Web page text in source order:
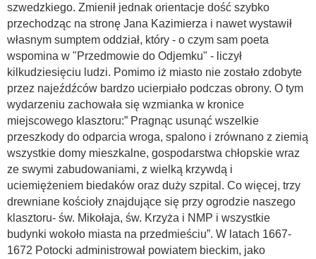
szwedzkiego. Zmienił jednak orientacje dość szybko
przechodząc na stronę Jana Kazimierza i nawet wystawił
własnym sumptem oddział, który - o czym sam poeta
wspomina w "Przedmowie do Odjemku" - liczył
kilkudziesięciu ludzi. Pomimo iż miasto nie zostało zdobyte
przez najeźdźców bardzo ucierpiało podczas obrony. O tym
wydarzeniu zachowała się wzmianka w kronice
miejscowego klasztoru:” Pragnąc usunąć wszelkie
przeszkody do odparcia wroga, spalono i zrównano z ziemią
wszystkie domy mieszkalne, gospodarstwa chłopskie wraz
ze swymi zabudowaniami, z wielką krzywdą i
uciemiężeniem biedaków oraz duży szpital. Co więcej, trzy
drewniane kościoły znajdujące się przy ogrodzie naszego
klasztoru- św. Mikołaja, św. Krzyża i NMP i wszystkie
budynki wokoło miasta na przedmieściu”. W latach 1667-
1672 Potocki administrował powiatem bieckim, jako